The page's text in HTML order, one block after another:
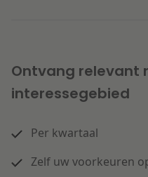
Ontvang relevant
interessegebied
Per kwartaal
Zelf uw voorkeuren